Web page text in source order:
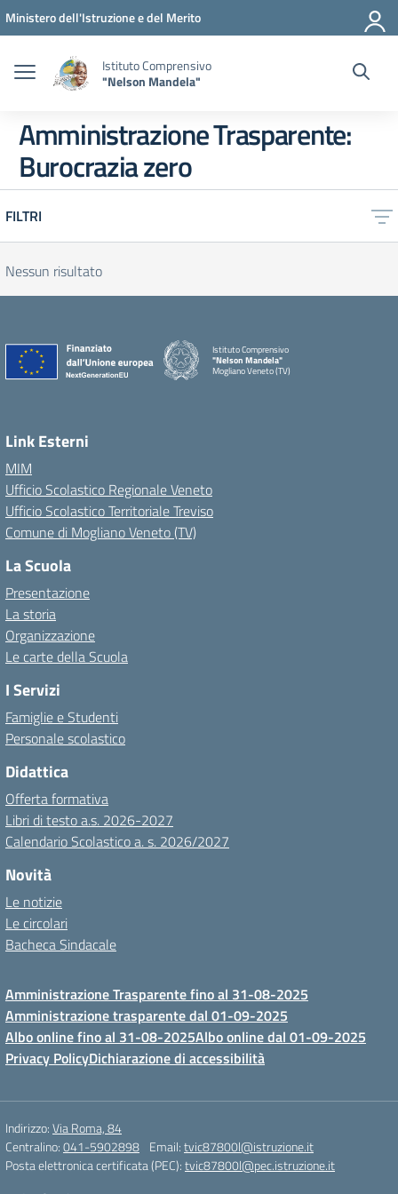
Vai ai contenuti
Vai al menu di navigazione
Vai al footer
Ministero dell'Istruzione e del Merito
Istituto Comprensivo
"Nelson Mandela"
Amministrazione Trasparente:
Burocrazia zero
FILTRI
Nessun risultato
Istituto Comprensivo
"Nelson Mandela"
Mogliano Veneto (TV)
Link Esterni
MIM
Ufficio Scolastico Regionale Veneto
Ufficio Scolastico Territoriale Treviso
Comune di Mogliano Veneto (TV)
La Scuola
Presentazione
La storia
Organizzazione
Le carte della Scuola
I Servizi
Famiglie e Studenti
Personale scolastico
Didattica
Offerta formativa
Libri di testo a.s. 2026-2027
Calendario Scolastico a. s. 2026/2027
Novità
Le notizie
Le circolari
Bacheca Sindacale
Amministrazione Trasparente fino al 31-08-2025
Amministrazione trasparente dal 01-09-2025
Albo online fino al 31-08-2025Albo online dal 01-09-2025
Privacy PolicyDichiarazione di accessibilità
Indirizzo:Via Roma, 84
Centralino:041-5902898 Email:tvic87800l@istruzione.it
Posta elettronica certificata (PEC):tvic87800l@pec.istruzione.it